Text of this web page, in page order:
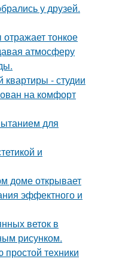
у друзей.
тонкое
атмосферу
- студии
на комфорт
для
и
доме открывает
эффектного и
веток в
рисунком.
техники